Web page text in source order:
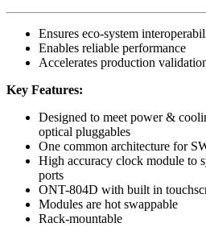
Ensures eco-system
Enables reliable performance
Accelerates production
Key Features:
Designed to meet power &
optical pluggables
One common architecture for
High accuracy clock module to
ports
ONT-804D with built in
Modules are hot swappable
Rack-mountable